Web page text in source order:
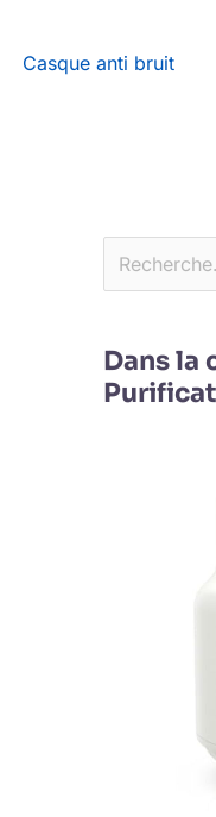
Casque anti bruit
Dans la